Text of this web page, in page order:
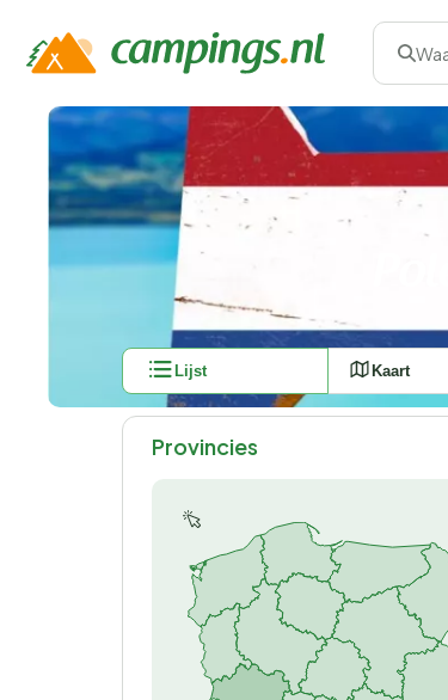
Lijst Kaart
Provincies